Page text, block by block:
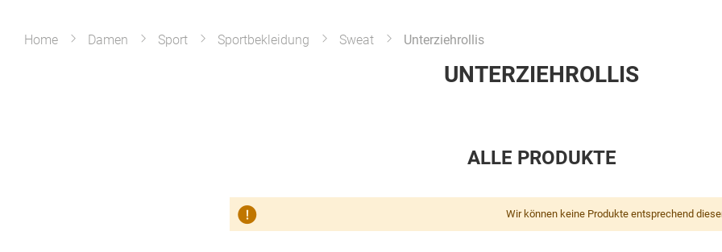
Home Damen Sport Sportbekleidung Sweat Unterziehrollis
UNTERZIEHROLLIS
ALLE PRODUKTE
Wir können keine Produkte entsprechend